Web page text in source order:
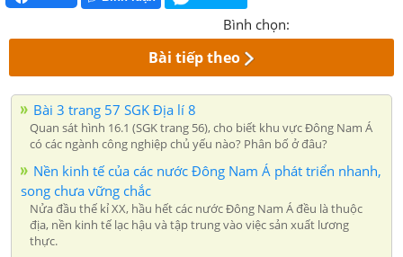
Bình chọn:
Bài tiếp theo
Bài 3 trang 57 SGK Địa lí 8
Quan sát hình 16.1 (SGK trang 56), cho biết khu vực Đông Nam Á
có các ngành công nghiệp chủ yếu nào? Phân bố ở đâu?
Nền kinh tế của các nước Đông Nam Á phát triển nhanh,
song chưa vững chắc
Nửa đầu thế kỉ XX, hầu hết các nước Đông Nam Á đều là thuộc
địa, nền kinh tế lạc hậu và tập trung vào việc sản xuất lương
thực.